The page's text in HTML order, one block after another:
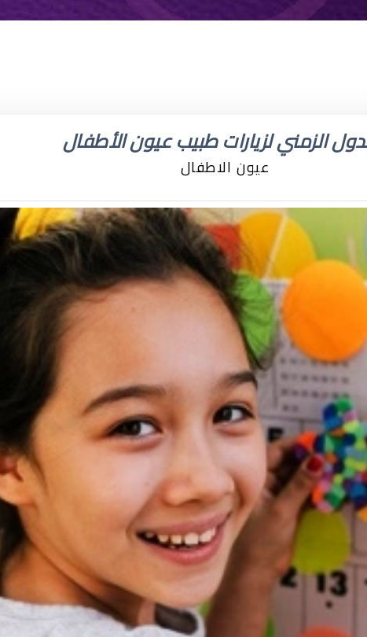
الزمني لزيارات طبيب عيون الأطفال
عيون الاطفال